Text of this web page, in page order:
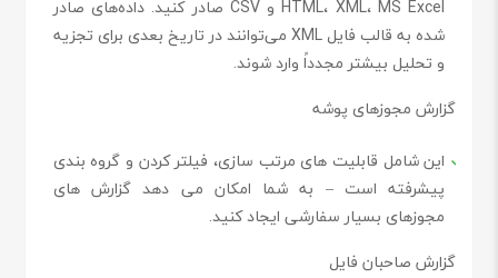
HTML، XML، MS Excel و CSV صادر کنید. داده‌های صادر
شده به قالب فایل XML می‌توانند در تاریخ بعدی برای تجزیه
و تحلیل بیشتر مجدداً وارد شوند.
گزارش مجوزهای پوشه
این شامل قابلیت های مرتب سازی، فیلتر کردن و گروه بندی
پیشرفته است – به شما امکان می دهد گزارش های
مجوزهای بسیار سفارشی ایجاد کنید.
گزارش صاحبان فایل